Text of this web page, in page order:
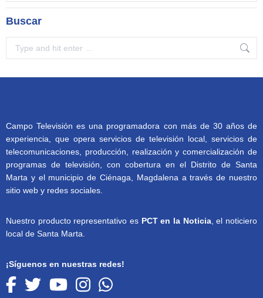
Buscar
Campo Televisión es una programadora con más de 30 años de
experiencia, que opera servicios de televisión local, servicios de
telecomunicaciones, producción, realización y comercialización de
programas de televisión, con cobertura en el Distrito de Santa
Marta y el municipio de Ciénaga, Magdalena a través de nuestro
sitio web y redes sociales.
Nuestro producto representativo es PCT en la Noticia, el noticiero
local de Santa Marta.
¡Síguenos en nuestras redes!